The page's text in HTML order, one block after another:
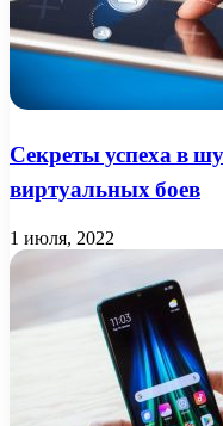
Секреты успеха в
виртуальных боев
1 июля, 2022